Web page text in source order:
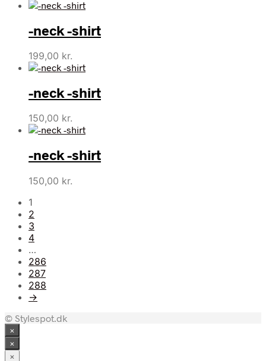
-neck -shirt
199,00 kr.
-neck -shirt
150,00 kr.
-neck -shirt
150,00 kr.
1
2
3
4
…
286
287
288
→
© Stylespot.dk
×
×
×